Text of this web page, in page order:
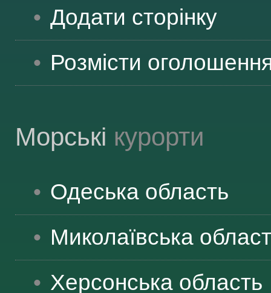
Додати сторінку
Розмісти
Морські курорти
Одеська область
Миколаївська
Херсонська область